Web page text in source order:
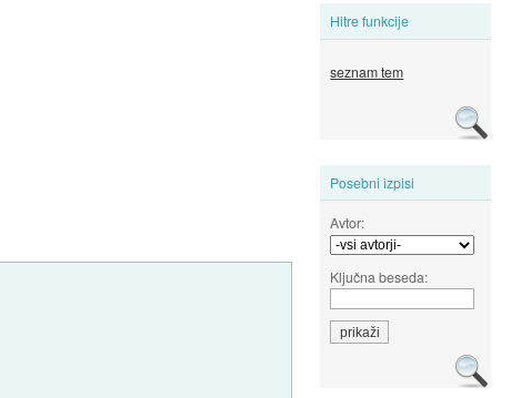
Hitre funkcije
seznam tem
Posebni izpisi
Avtor:
Ključna beseda: